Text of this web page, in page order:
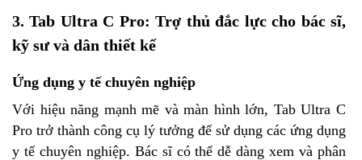
3. Tab Ultra C Pro: Trợ thủ đắc lực cho bác sĩ,
kỹ sư và dân thiết kế
Ứng dụng y tế chuyên nghiệp
Với hiệu năng mạnh mẽ và màn hình lớn, Tab Ultra C
Pro trở thành công cụ lý tưởng để sử dụng các ứng dụng
y tế chuyên nghiệp. Bác sĩ có thể dễ dàng xem và phân